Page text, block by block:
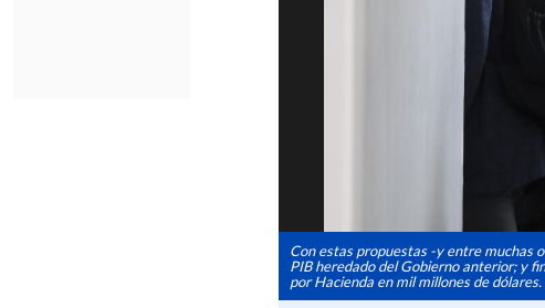
Con estas propuestas -y entre muchas
PIB heredado del Gobierno anterior; y
por Hacienda en mil millones de dólares.